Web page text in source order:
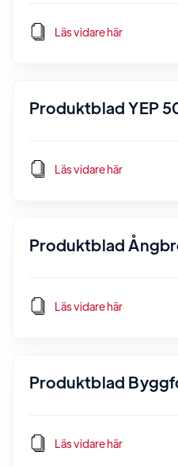
Läs vidare här
Produktblad YEP
Läs vidare här
Produktblad
Läs vidare här
Produktblad
Läs vidare här